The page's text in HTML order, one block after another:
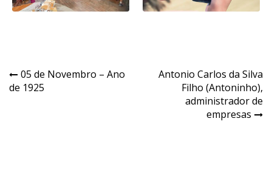
Navegação
de
05 de Novembro – Ano
de 1925
Antonio Carlos da Silva
Filho (Antoninho),
administrador de
empresas